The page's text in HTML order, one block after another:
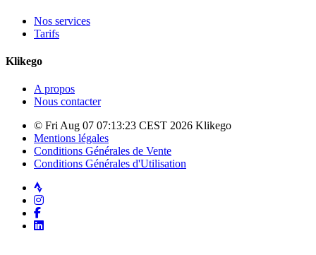
Nos services
Tarifs
Klikego
A propos
Nous contacter
© Fri Aug 07 07:13:23 CEST 2026 Klikego
Mentions légales
Conditions Générales de Vente
Conditions Générales d'Utilisation
Strava
Instagram
Facebook
LinkedIn